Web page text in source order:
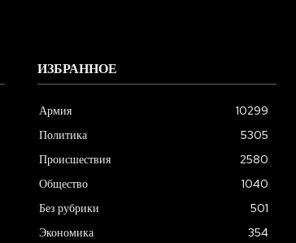
ИЗБРАННОЕ
Армия
10299
Политика
5305
Происшествия
2580
Общество
1040
Без рубрики
501
Экономика
354